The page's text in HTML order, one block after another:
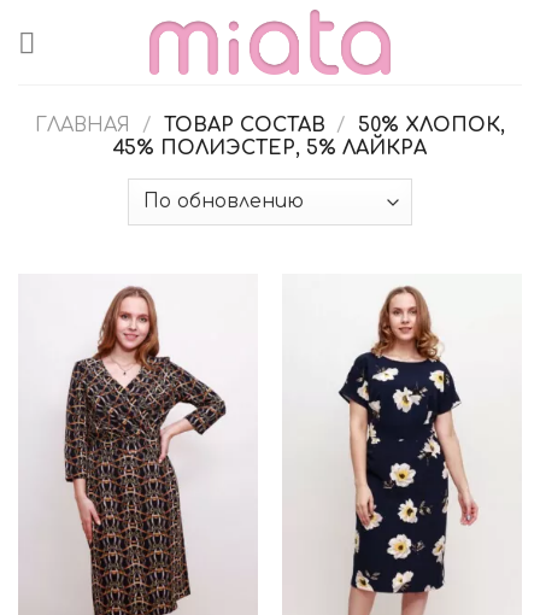
ГЛАВНАЯ / ТОВАР СОСТАВ /
50% ХЛОПОК,
45% ПОЛИЭСТЕР, 5% ЛАЙКРА